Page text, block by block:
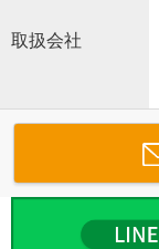
取扱会社